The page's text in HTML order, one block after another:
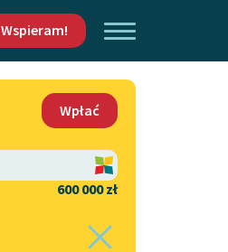
Wspieram!
Wpłać
600 000 zł